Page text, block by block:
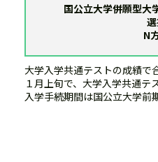
国公立大学併願型大
N
大学入学共通テストの成績で
１月上旬で、大学入学共通テ
入学手続期間は国公立大学前